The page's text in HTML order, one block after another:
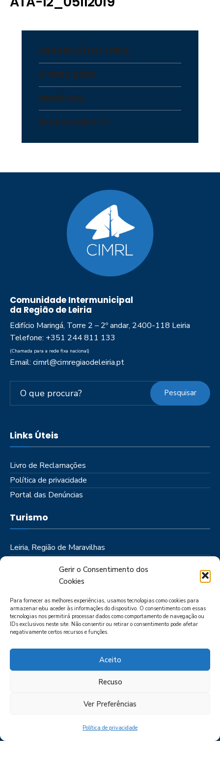
Gerir o Consentimento dos
Cookies
Para fornecer as melhores experiências, usamos tecnologias como cookies para
armazenar e/ou aceder às informações do dispositivo. O consentimento com essas
tecnologias nos permitirá processar dados como comportamento de navegação ou
IDs exclusivos neste site. Não consentir ou retirar o consentimento pode afetar
negativamente certos recursos e funções.
Aceito
Recuso
Ver Preferências
Política de privacidade
CIM REGIÃO DE LEIRIA
ATRIBUIÇÕES
ORGÂNICA
RECRUTAMENTO
Comunidade Intermunicipal
da Região de Leiria
Edifício Maringá, Torre 2 – 2º andar, 2400-118 Leiria
Telefone: +351 244 811 133
(Chamada para a rede fixa nacional)
Email: cimrl@cimregiaodeleiria.pt
Pesquisar
Links Úteis
Livro de Reclamações
Política de privacidade
Portal das Denúncias
Turismo
Leiria, Região de Maravilhas
Roteiros
POLÍTICA DE PRIVACIDADE
DAS DENÚNCIAS